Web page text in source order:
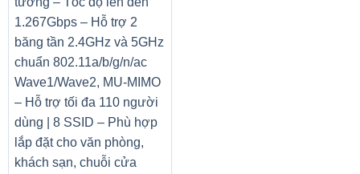
1.267Gbps – Hỗ trợ 2
băng tần 2.4GHz và 5GHz
chuẩn 802.11a/b/g/n/ac
Wave1/Wave2, MU-MIMO
– Hỗ trợ tối đa 110 người
dùng | 8 SSID – Phù hợp
lắp đặt cho văn phòng,
khách sạn, chuỗi cửa